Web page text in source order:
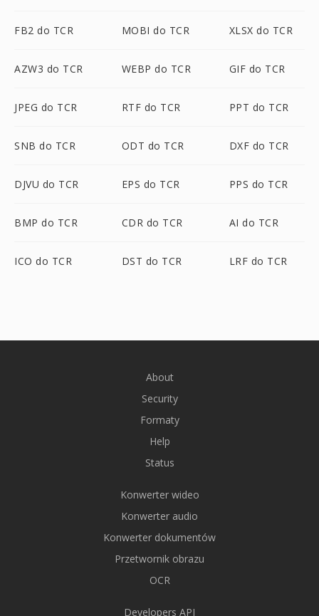
FB2 do TCR MOBI do TCR XLSX do TCR
AZW3 do TCR WEBP do TCR GIF do TCR
JPEG do TCR RTF do TCR PPT do TCR
SNB do TCR ODT do TCR DXF do TCR
DJVU do TCR EPS do TCR PPS do TCR
BMP do TCR CDR do TCR AI do TCR
ICO do TCR DST do TCR LRF do TCR
About
Security
Formaty
Help
Status
Konwerter wideo
Konwerter audio
Konwerter dokumentów
Przetwornik obrazu
OCR
Developers API